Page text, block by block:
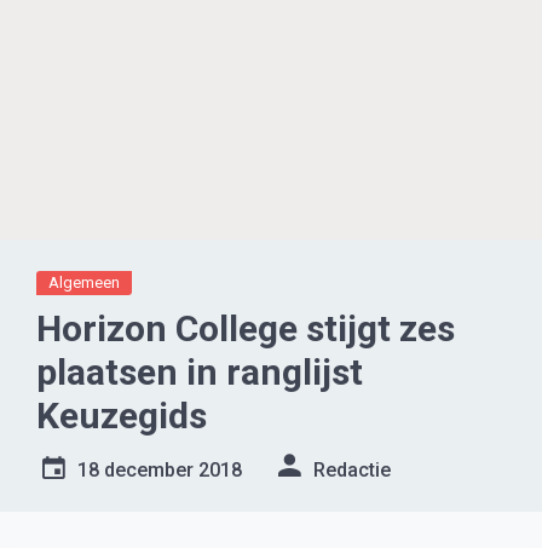
Algemeen
Horizon College stijgt zes
plaatsen in ranglijst
Keuzegids
18 december 2018 Redactie